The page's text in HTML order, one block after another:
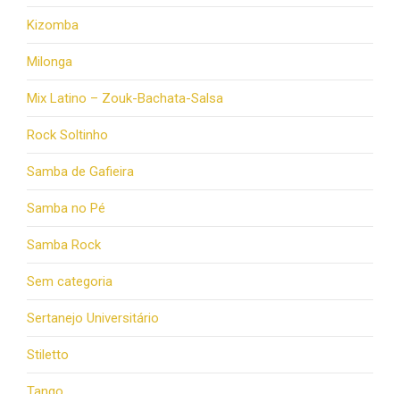
Kizomba
Milonga
Mix Latino – Zouk-Bachata-Salsa
Rock Soltinho
Samba de Gafieira
Samba no Pé
Samba Rock
Sem categoria
Sertanejo Universitário
Stiletto